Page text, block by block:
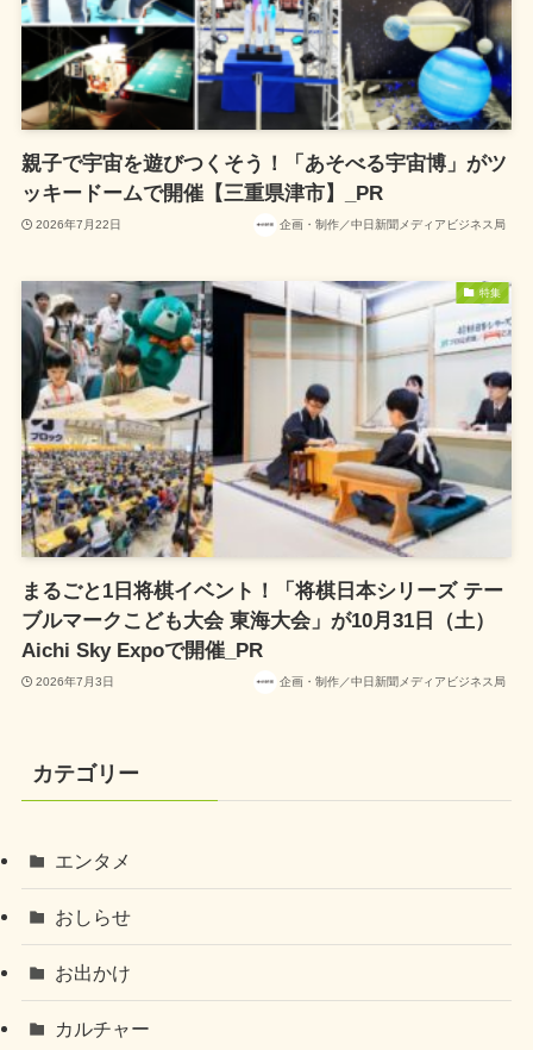
親子で宇宙を遊びつくそう！「あそべる宇宙博」がツ
ッキードームで開催【三重県津市】_PR
2026年7月22日 企画・制作／中日新聞メディアビジネス局
特集
まるごと1日将棋イベント！「将棋日本シリーズ テー
ブルマークこども大会 東海大会」が10月31日（土）
Aichi Sky Expoで開催_PR
2026年7月3日 企画・制作／中日新聞メディアビジネス局
カテゴリー
エンタメ
おしらせ
お出かけ
カルチャー